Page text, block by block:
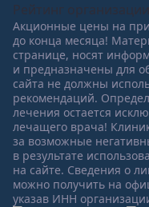
Рейтинг
Акционные цены на
до конца месяца!
странице, носят
и предназначены для
сайта не должны
рекомендаций.
лечения остается
лечащего врача!
за возможные
в результате
на сайте. Сведения о
можно получить на
указав ИНН